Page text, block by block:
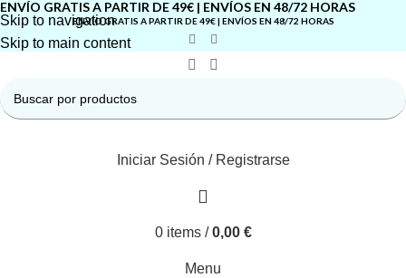
Skip to navigation
Skip to main content
ENVÍO GRATIS A PARTIR DE 49€ | ENVÍOS EN 48/72 HORAS
ENVÍO GRATIS A PARTIR DE 49€ | ENVÍOS EN 48/72 HORAS
Iniciar Sesión / Registrarse
0 items / 0,00 €
Menu